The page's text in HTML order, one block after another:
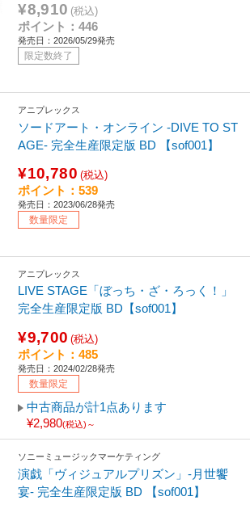
¥8,910 (税込)
ポイント：446
発売日：2026/05/29発売
限定数終了
アニプレックス
ソードアート・オンライン -DIVE TO ST
AGE- 完全生産限定版 BD 【sof001】
¥10,780 (税込)
ポイント：539
発売日：2023/06/28発売
数量限定
アニプレックス
LIVE STAGE「ぼっち・ざ・ろっく！」
完全生産限定版 BD【sof001】
¥9,700 (税込)
ポイント：485
発売日：2024/02/28発売
数量限定
中古商品が計1点あります
¥2,980(税込)～
ソニーミュージックマーケティング
演戯「ヴィジュアルプリズン」-月世饗
宴- 完全生産限定版 BD 【sof001】